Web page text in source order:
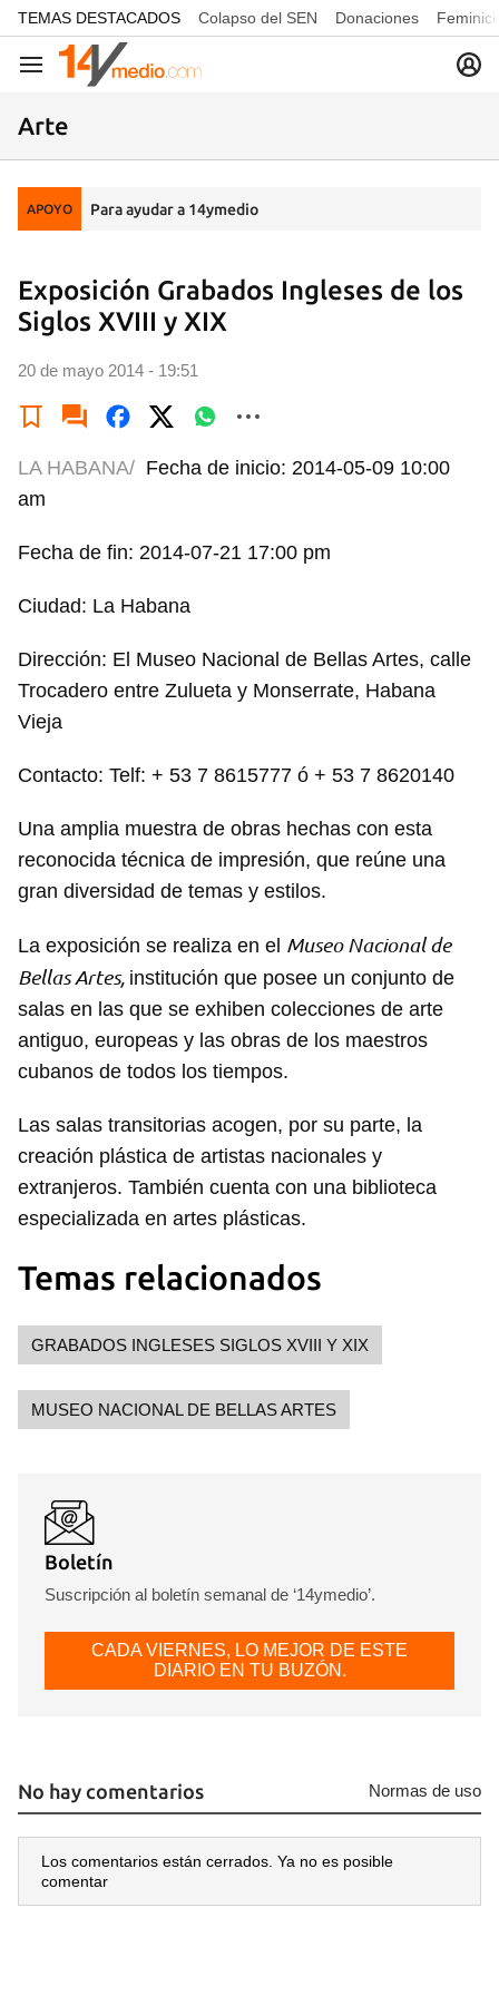
common.go-to-content
TEMAS DESTACADOS Colapso del SEN Donaciones
Navegación
Arte
APOYO Para ayudar a 14ymedio
Exposición Grabados Ingleses de los
Siglos XVIII y XIX
20 de mayo 2014 - 19:51
LA HABANA/ Fecha de inicio: 2014-05-09 10:00
am
Fecha de fin: 2014-07-21 17:00 pm
Ciudad: La Habana
Dirección: El Museo Nacional de Bellas Artes, calle
Trocadero entre Zulueta y Monserrate, Habana
Vieja
Contacto: Telf: + 53 7 8615777 ó + 53 7 8620140
Una amplia muestra de obras hechas con esta
reconocida técnica de impresión, que reúne una
gran diversidad de temas y estilos.
La exposición se realiza en el Museo Nacional de
Bellas Artes, institución que posee un conjunto de
salas en las que se exhiben colecciones de arte
antiguo, europeas y las obras de los maestros
cubanos de todos los tiempos.
Las salas transitorias acogen, por su parte, la
creación plástica de artistas nacionales y
extranjeros. También cuenta con una biblioteca
especializada en artes plásticas.
Temas relacionados
GRABADOS INGLESES SIGLOS XVIII Y XIX
MUSEO NACIONAL DE BELLAS ARTES
Boletín
Suscripción al boletín semanal de ‘14ymedio’.
CADA VIERNES, LO MEJOR DE ESTE
DIARIO EN TU BUZÓN.
No hay comentarios Normas de uso
Los comentarios están cerrados. Ya no es posible
comentar